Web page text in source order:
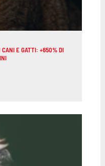
CANI E GATTI: +650% DI